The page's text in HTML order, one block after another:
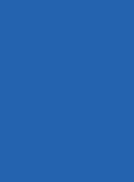
Kindes
beantragen
- Anerkennung der
Bezeichnungen bei
- Gradumwandlungen
Bezeichnungen von